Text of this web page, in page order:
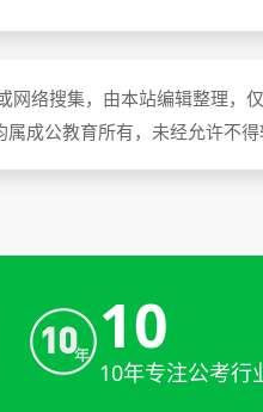
网络搜集，由本站编辑整理
成公教育所有，未经允许不得
10
10年专注公考行